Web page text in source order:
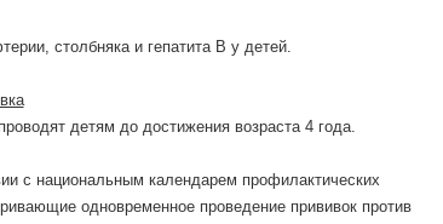
столбняка и гепатита В у детей.
детям до достижения возраста 4 года.
с национальным календарем профилактических
одновременное проведение прививок против